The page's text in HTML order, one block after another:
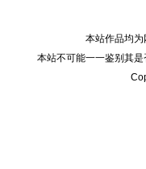
本站作品均
本站不可能一一鉴别其